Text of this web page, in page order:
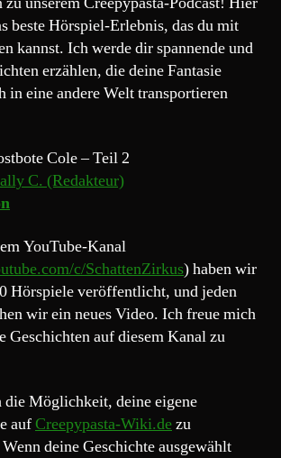
2
–
Mr.
Rodney,
beste Hörspiel-Erlebnis, das du mit
kannst. Ich werde dir spannende und
erzählen, die deine Fantasie
in eine andere Welt transportieren
Cole – Teil 2
C. (Redakteur)
YouTube-Kanal
c/SchattenZirkus) haben wir
Hörspiele veröffentlicht, und jeden
wir ein neues Video. Ich freue mich
Geschichten auf diesem Kanal zu
die Möglichkeit, deine eigene
aufCreepypasta-Wiki.dezu
deine Geschichte ausgewählt